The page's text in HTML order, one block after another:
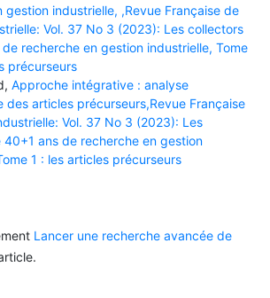
gestion industrielle, ,Revue Française de
Vol. 37 No 3 (2023): Les collectors
recherche en gestion industrielle, Tome
précurseurs
Approche intégrative : analyse
des articles précurseurs,Revue Française
Vol. 37 No 3 (2023): Les
ans de recherche en gestion
1 : les articles précurseurs
Lancer une recherche avancée de